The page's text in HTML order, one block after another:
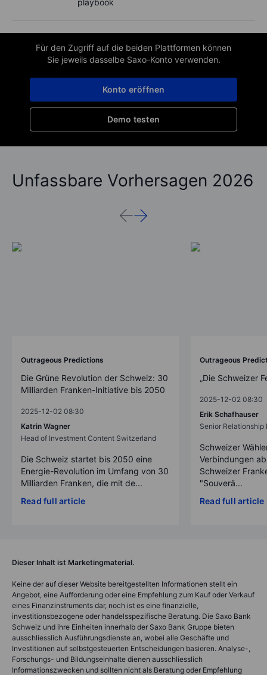
playbook
Für den Zugriff auf die beiden Plattformen können
Sie jeweils dasselbe Saxo-Konto verwenden.
Demo testen
Konto eröffnen
Unfassbare Vorhersagen 2026
Outrageous Predictions
Die Grüne Revolution der Schweiz: 30
Milliarden Franken-Initiative bis 2050
2025-12-02 08:30
Katrin Wagner
Head of Investment Content Switzerland
Die Schweiz startet bis 2050 eine
Energie-Revolution im Umfang von 30
Milliarden Franken, die mit de...
Read full article
Outrageous
„Die Schweizer
2025-12-02 08:30
Erik Schafhauser
Senior Relationship
Schweizer
Verbindungen
Schweizer
"Souverä...
Read full article
Dieser Inhalt ist Marketingmaterial.
Keine der auf dieser Website bereitgestellten Informationen stellt ein
Angebot, eine Aufforderung oder eine Empfehlung zum Kauf oder Verkauf
eines Finanzinstruments dar, noch ist es eine finanzielle,
investitionsbezogene oder handelsspezifische Beratung. Die Saxo Bank
Schweiz und ihre Einheiten innerhalb der Saxo Bank Gruppe bieten
ausschliesslich Ausführungsdienste an, wobei alle Geschäfte und
Investitionen auf selbstgesteuerten Entscheidungen basieren. Analyse-,
Forschungs- und Bildungseinhalte dienen ausschliesslich
Informationszwecken und sollten nicht als Beratung oder Empfehlung